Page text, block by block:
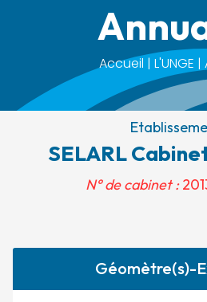
Accueil | L'UNGE
SELARL
N° de cabinet :
Géomètre(s)-